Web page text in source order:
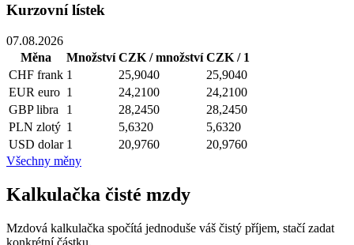
Kurzovní lístek
07.08.2026
Měna
Množství CZK / množství CZK / 1
CHF frank 1 25,9040
25,9040
EUR euro 1 24,2100
24,2100
GBP libra 1 28,2450
28,2450
PLN zlotý 1 5,6320
5,6320
USD dolar 1 20,9760
20,9760
Všechny měny
Kalkulačka čisté mzdy
Mzdová kalkulačka spočítá jednoduše váš čistý příjem, stačí zadat
konkrétní částku.